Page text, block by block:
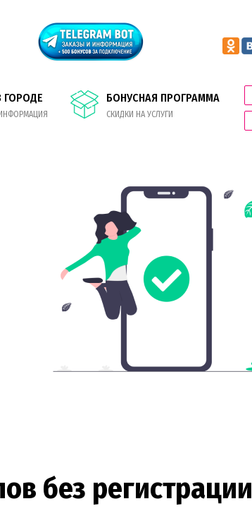
ГОРОДЕ БОНУСНАЯ ПРОГРАММА
СКИДКИ НА УСЛУГИ
без регистрации